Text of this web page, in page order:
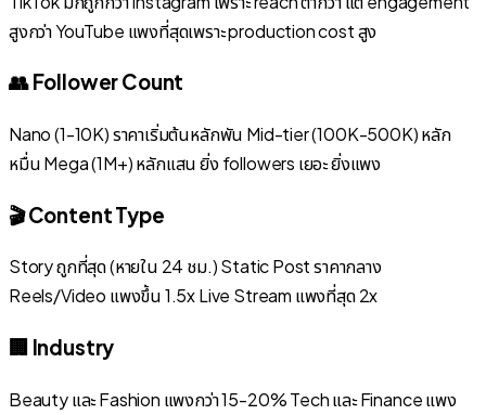
สูงกว่า YouTube แพงที่สุดเพราะ production cost สูง
👥 Follower Count
Nano (1-10K) ราคาเริ่มต้นหลักพัน Mid-tier (100K-500K) หลัก
หมื่น Mega (1M+) หลักแสน ยิ่ง followers เยอะ ยิ่งแพง
🎬 Content Type
Story ถูกที่สุด (หายใน 24 ชม.) Static Post ราคากลาง
Reels/Video แพงขึ้น 1.5x Live Stream แพงที่สุด 2x
🏢 Industry
Beauty และ Fashion แพงกว่า 15-20% Tech และ Finance แพง